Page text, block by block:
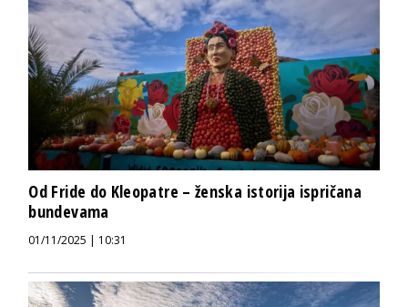
Od Fride do Kleopatre – ženska istorija ispričana
bundevama
01/11/2025 | 10:31